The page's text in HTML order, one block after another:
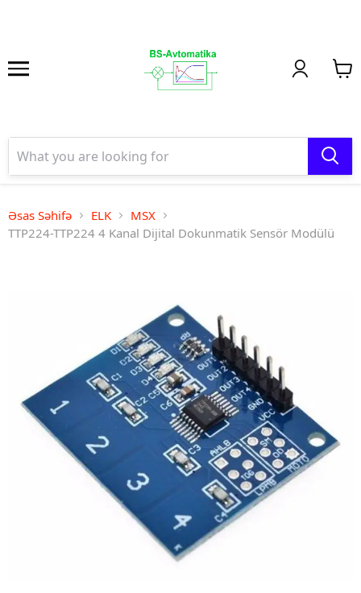
Əsas Səhifə ELK
MSX
TTP224-TTP224 4 Kanal Dijital Dokunmatik Sensör Modülü